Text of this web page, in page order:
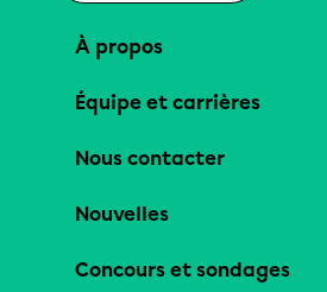
À propos
Équipe et carrières
Nous contacter
Nouvelles
Concours et sondages